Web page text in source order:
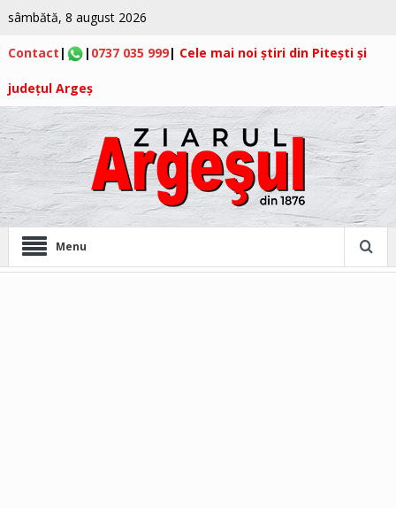
sâmbătă, 8 august 2026
Contact | | 0737 035 999| Cele mai noi știri din Pitești și
județul Argeș
Menu